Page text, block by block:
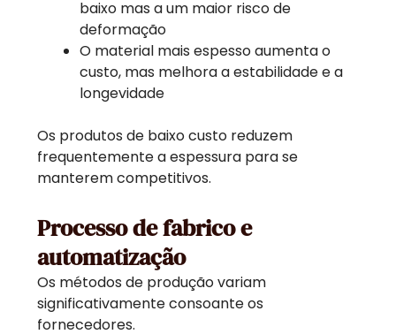
baixo mas a um maior risco de
deformação
O material mais espesso aumenta o
custo, mas melhora a estabilidade e a
longevidade
Os produtos de baixo custo reduzem
frequentemente a espessura para se
manterem competitivos.
Processo de fabrico e
automatização
Os métodos de produção variam
significativamente consoante os
fornecedores.